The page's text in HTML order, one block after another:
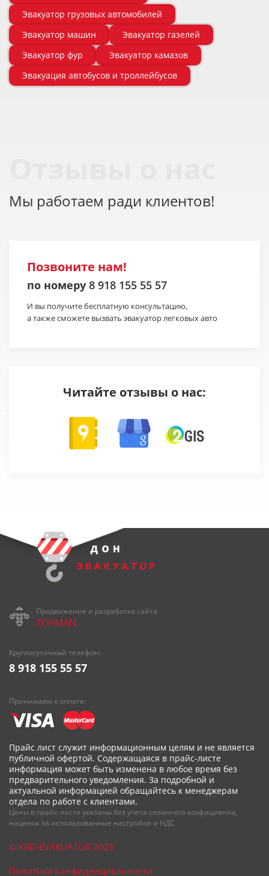
Эвакуатор грузовых автомобилей
Эвакуатор машин
Эвакуатор газелей
Эвакуатор фур
Эвакуатор камазов
Эвакуация автобусов и троллейбусов
Мы работаем ради клиентов!
Позвоните нам!
по номеру 8 918 155 55 57
И вы получите бесплатную консультацию,
а также сможете вызвать эвакуатор легковых авто
Читайте отзывы о нас:
Продвижение и разработка сайта
TOPMAN
Прайс лист служит информационным целям и не является
публичной офертой. Содержащаяся в прайс-листе
информация может быть изменена в любое время без
предварительного уведомления. За подробной и
актуальной информацией обращайтесь к менеджерам
отдела по работе с клиентами.
Цены в прайс-листе указаны без учета сезонного коэфициента,
наценок за использованные настройки и НДС
© KRD-EVAKUATOR 2026
Политика конфиденциальности
Круглосуточный телефон:
8 918 155 55 57
Принимаем к оплате: